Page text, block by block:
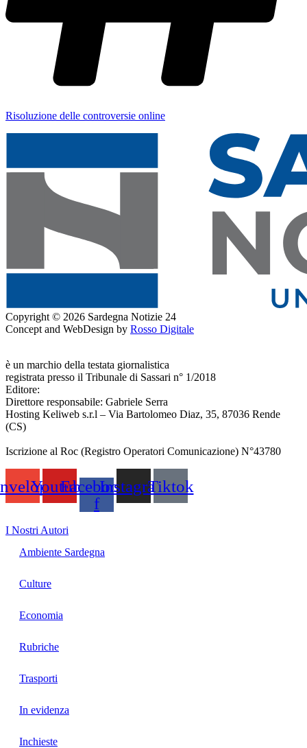
Risoluzione delle controversie online
Copyright © 2026 Sardegna Notizie 24
Concept and WebDesign by Rosso Digitale
è un marchio della testata giornalistica
registrata presso il Tribunale di Sassari n° 1/2018
Editore:
Direttore responsabile: Gabriele Serra
Hosting Keliweb s.r.l – Via Bartolomeo Diaz, 35, 87036 Rende
(CS)
Iscrizione al Roc (Registro Operatori Comunicazione) N°43780
YoutubeFacebook-
f
InstagramTiktok
I Nostri Autori
Ambiente Sardegna
Culture
Economia
Rubriche
Trasporti
In evidenza
Inchieste